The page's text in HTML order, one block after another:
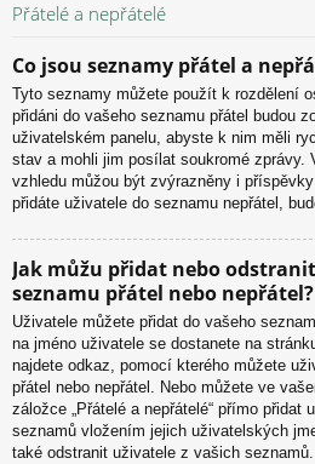
Přátelé a nepřátelé
Co jsou seznamy přátel a
Tyto seznamy můžete použít k rozdělení
přidáni do vašeho seznamu přátel budou
uživatelském panelu, abyste k nim měli
stav a mohli jim posílat soukromé zprávy.
vzhledu můžou být zvýrazněny i
přidáte uživatele do seznamu nepřátel,
Jak můžu přidat nebo
seznamu přátel nebo nepřátel?
Uživatele můžete přidat do vašeho
na jméno uživatele se dostanete na
najdete odkaz, pomocí kterého můžete
přátel nebo nepřátel. Nebo můžete ve
záložce „Přátelé a nepřátelé“ přímo přidat
seznamů vložením jejich uživatelských
také odstranit uživatele z vašich seznamů.